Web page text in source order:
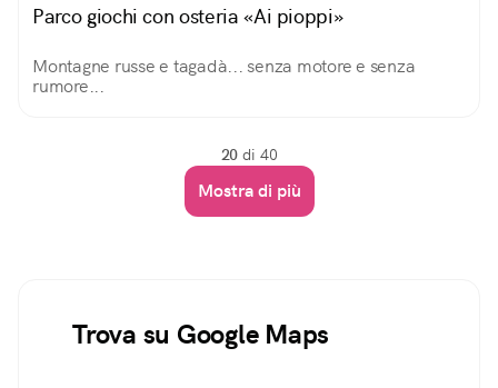
Parco giochi con osteria «Ai pioppi»
Montagne russe e tagadà... senza motore e senza
rumore...
20 di 40
Mostra di più
Trova su Google Maps